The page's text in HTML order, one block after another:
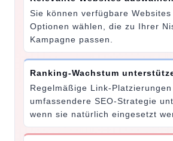
Sie können verfügbare
Optionen wählen, die zu Ihrer
Kampagne passen.
Ranking-Wachstum
Regelmäßige Link-
umfassendere SEO-Strategie
wenn sie natürlich eingesetzt